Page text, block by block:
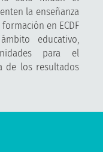
la enseñanza
en ECDF
educativo,
para el
de los resultados